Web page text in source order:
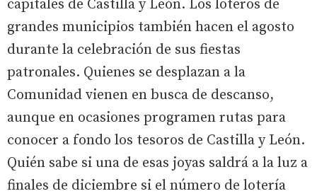
capitales de Castilla y León. Los loteros de
grandes municipios también hacen el agosto
durante la celebración de sus fiestas
patronales. Quienes se desplazan a la
Comunidad vienen en busca de descanso,
aunque en ocasiones programen rutas para
conocer a fondo los tesoros de Castilla y León.
Quién sabe si una de esas joyas saldrá a la luz a
finales de diciembre si el número de lotería